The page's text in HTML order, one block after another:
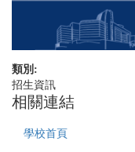
類別:
招生資訊
相關連結
學校首頁